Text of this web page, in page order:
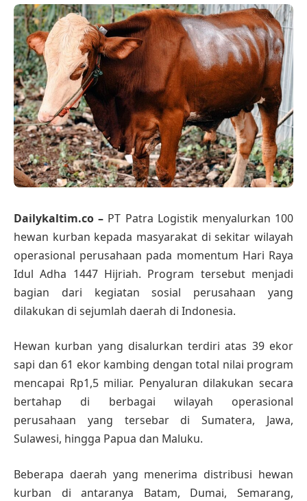
Dailykaltim.co – PT Patra Logistik menyalurkan 100
hewan kurban kepada masyarakat di sekitar wilayah
operasional perusahaan pada momentum Hari Raya
Idul Adha 1447 Hijriah. Program tersebut menjadi
bagian dari kegiatan sosial perusahaan yang
dilakukan di sejumlah daerah di Indonesia.
Hewan kurban yang disalurkan terdiri atas 39 ekor
sapi dan 61 ekor kambing dengan total nilai program
mencapai Rp1,5 miliar. Penyaluran dilakukan secara
bertahap di berbagai wilayah operasional
perusahaan yang tersebar di Sumatera, Jawa,
Sulawesi, hingga Papua dan Maluku.
Beberapa daerah yang menerima distribusi hewan
kurban di antaranya Batam, Dumai, Semarang,